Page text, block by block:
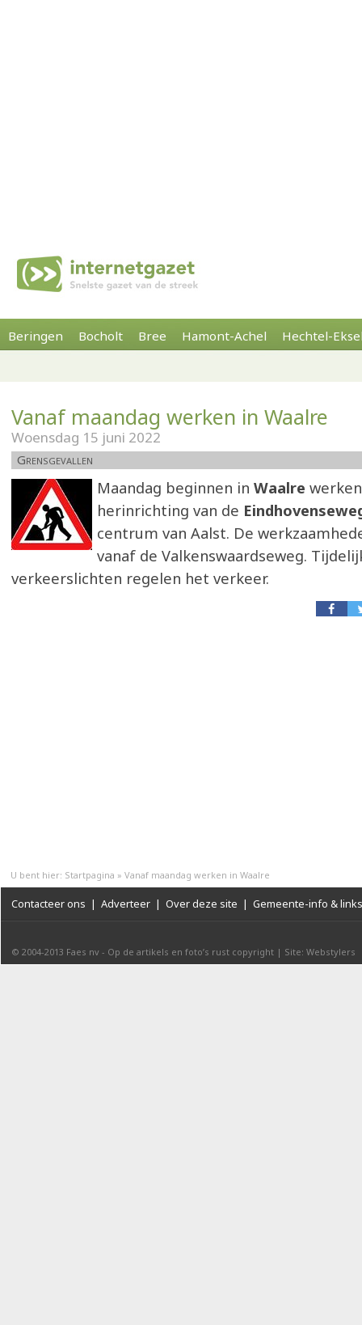
Beringen Bocholt Bree Hamont-Achel Hechtel-
Vanaf maandag werken in Waalre
Woensdag 15 juni 2022
Grensgevallen
Maandag beginnen in Waalre
herinrichting van de
centrum van Aalst. De
vanaf de Valkenswaardseweg.
verkeerslichten regelen het verkeer.
U bent hier: Startpagina » Vanaf maandag werken in Waalre
Contacteer ons | Adverteer | Over deze site | Gemeente-info & links
© 2004-2013 Faes nv - Op de artikels en foto’s rust copyright | Site: Webstylers